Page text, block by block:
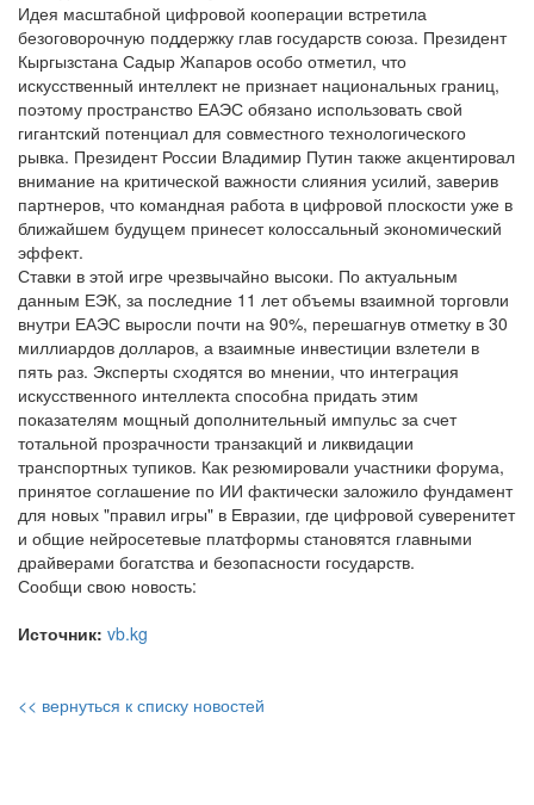
Идея масштабной цифровой кооперации встретила
безоговорочную поддержку глав государств союза. Президент
Кыргызстана Садыр Жапаров особо отметил, что
искусственный интеллект не признает национальных границ,
поэтому пространство ЕАЭС обязано использовать свой
гигантский потенциал для совместного технологического
рывка. Президент России Владимир Путин также акцентировал
внимание на критической важности слияния усилий, заверив
партнеров, что командная работа в цифровой плоскости уже в
ближайшем будущем принесет колоссальный экономический
эффект.
Ставки в этой игре чрезвычайно высоки. По актуальным
данным ЕЭК, за последние 11 лет объемы взаимной торговли
внутри ЕАЭС выросли почти на 90%, перешагнув отметку в 30
миллиардов долларов, а взаимные инвестиции взлетели в
пять раз. Эксперты сходятся во мнении, что интеграция
искусственного интеллекта способна придать этим
показателям мощный дополнительный импульс за счет
тотальной прозрачности транзакций и ликвидации
транспортных тупиков. Как резюмировали участники форума,
принятое соглашение по ИИ фактически заложило фундамент
для новых "правил игры" в Евразии, где цифровой суверенитет
и общие нейросетевые платформы становятся главными
драйверами богатства и безопасности государств.
Сообщи свою новость:
Источник: vb.kg
<< вернуться к списку новостей